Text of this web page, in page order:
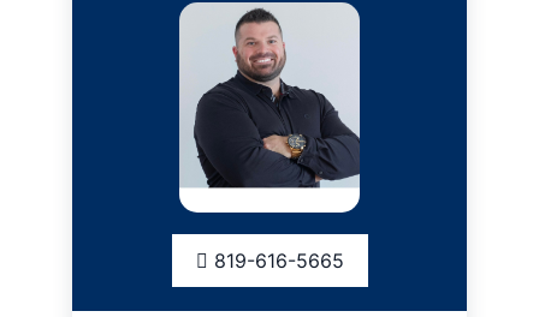
819-616-5665